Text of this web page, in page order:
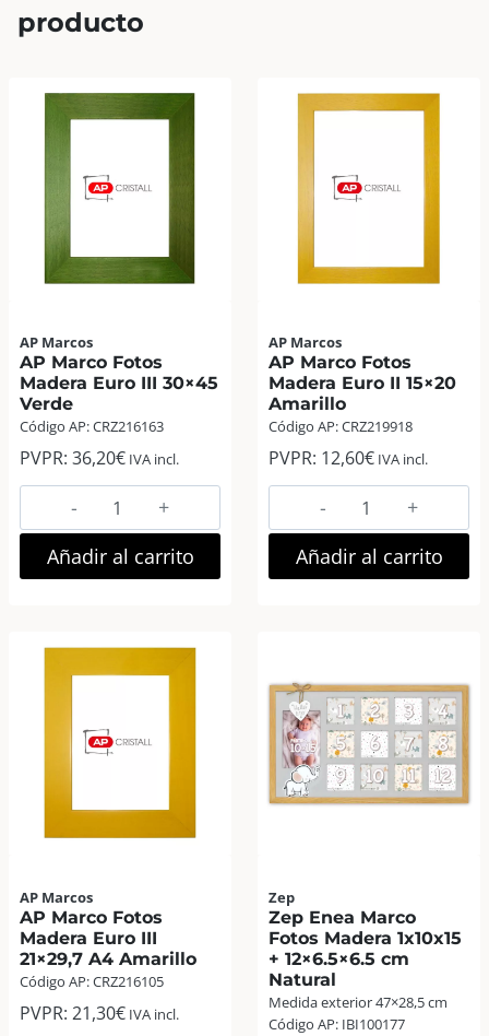
producto
AP Marcos
AP Marco Fotos
Madera Euro III 30×45
Verde
Código AP: CRZ216163
PVPR: 36,20€ IVA incl.
AP
Marco
Fotos
Madera
Añadir al carrito
AP Marcos
AP Marco Fotos
Madera Euro II 15×20
Amarillo
Código AP: CRZ219918
PVPR: 12,60€ IVA incl.
AP
Marco
Fotos
Madera
Amarillo
cantidad
Añadir al carrito
AP Marcos
AP Marco Fotos
Madera Euro III
21×29,7 A4 Amarillo
Código AP: CRZ216105
PVPR: 21,30€ IVA incl.
Zep
Zep Enea Marco
Fotos Madera 1x10x15
+ 12×6.5×6.5 cm
Natural
Medida exterior 47×28,5 cm
Código AP: IBI100177